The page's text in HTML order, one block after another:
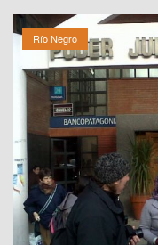
Río Negro